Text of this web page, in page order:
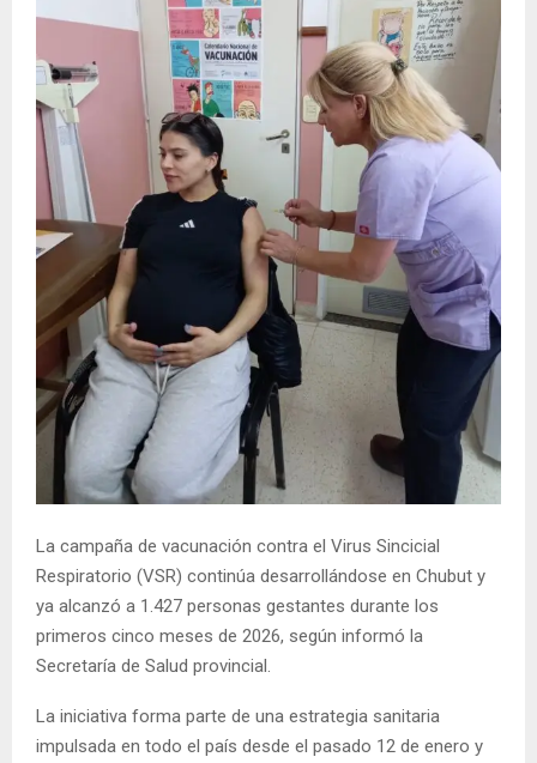
La campaña de vacunación contra el Virus Sincicial
Respiratorio (VSR) continúa desarrollándose en Chubut y
ya alcanzó a 1.427 personas gestantes durante los
primeros cinco meses de 2026, según informó la
Secretaría de Salud provincial.
La iniciativa forma parte de una estrategia sanitaria
impulsada en todo el país desde el pasado 12 de enero y